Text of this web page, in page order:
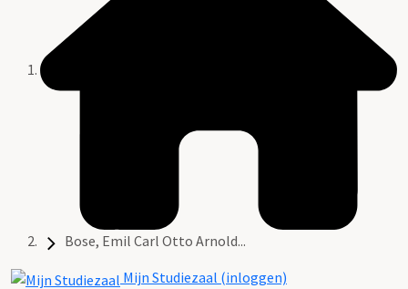
Bose, Emil Carl Otto Arnold...
Mijn Studiezaal (inloggen)